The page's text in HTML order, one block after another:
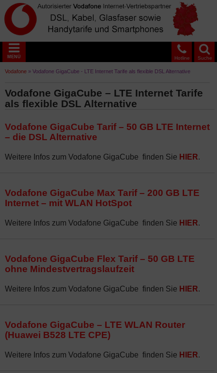
Suche
Hotline
MENÜ
Vodafone » Vodafone GigaCube - LTE Internet Tarife als flexible DSL Alternative
Vodafone GigaCube – LTE Internet Tarife
als flexible DSL Alternative
Vodafone GigaCube Tarif – 50 GB LTE Internet
– die DSL Alternative
Weitere Infos zum Vodafone GigaCube finden Sie HIER.
Vodafone GigaCube Max Tarif – 200 GB LTE
Internet – mit WLAN HotSpot
Weitere Infos zum Vodafone GigaCube finden Sie HIER.
Vodafone GigaCube Flex Tarif – 50 GB LTE
ohne Mindestvertragslaufzeit
Weitere Infos zum Vodafone GigaCube finden Sie HIER.
Vodafone GigaCube – LTE WLAN Router
(Huawei B528 LTE CPE)
Weitere Infos zum Vodafone GigaCube finden Sie HIER.